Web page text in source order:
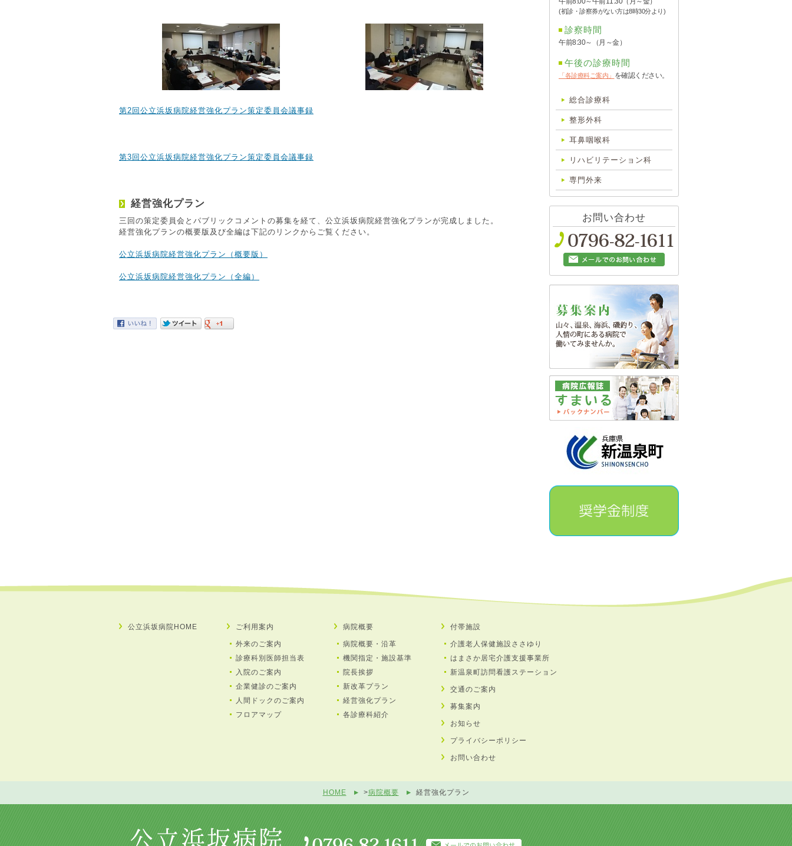
第2回公立浜坂病院経営強化プラン策定委員会議事録
第3回公立浜坂病院経営強化プラン策定委員会議事録
経営強化プラン
三回の策定委員会とパブリックコメントの募集を経て、公立浜坂病院経営強化プランが完成しました。
経営強化プランの概要版及び全編は下記のリンクからご覧ください。
公立浜坂病院経営強化プラン（概要版）
公立浜坂病院経営強化プラン（全編）
(初診・診察券がない方は8時30分より)
診察時間
午前8:30～（月～金）
午後の診療時間
「各診療科ご案内」 を確認ください。
総合診療科
整形外科
耳鼻咽喉科
リハビリテーション科
専門外来
お問い合わせ
公立浜坂病院HOME ご利用案内
外来のご案内
診療科別医師担当表
入院のご案内
企業健診のご案内
人間ドックのご案内
フロアマップ
病院概要
病院概要・沿革
機関指定・施設基準
院長挨拶
新改革プラン
経営強化プラン
各診療科紹介
付帯施設
介護老人保健施設ささゆり
はまさか居宅介護支援事業所
新温泉町訪問看護ステーション
交通のご案内
募集案内
お知らせ
プライバシーポリシー
お問い合わせ
HOME >病院概要 経営強化プラン